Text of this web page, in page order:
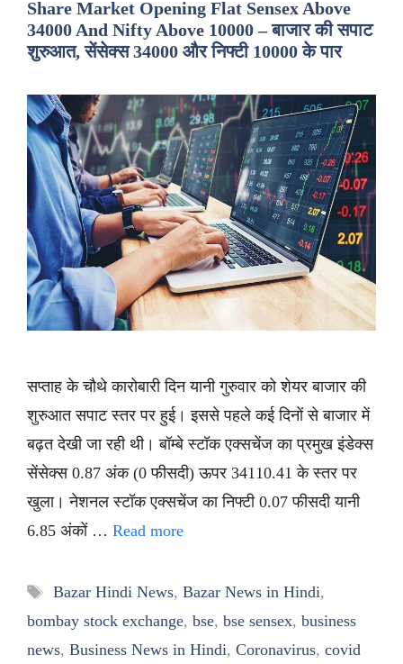
Share Market Opening Flat Sensex Above
34000 And Nifty Above 10000 – बाजार की सपाट
शुरुआत, सेंसेक्स 34000 और निफ्टी 10000 के पार
सप्ताह के चौथे कारोबारी दिन यानी गुरुवार को शेयर बाजार की
शुरुआत सपाट स्तर पर हुई। इससे पहले कई दिनों से बाजार में
बढ़त देखी जा रही थी। बॉम्बे स्टॉक एक्सचेंज का प्रमुख इंडेक्स
सेंसेक्स 0.87 अंक (0 फीसदी) ऊपर 34110.41 के स्तर पर
खुला। नेशनल स्टॉक एक्सचेंज का निफ्टी 0.07 फीसदी यानी
6.85 अंकों … Read more
Tags
Bazar Hindi News, Bazar News in Hindi,
bombay stock exchange, bse, bse sensex, business
news, Business News in Hindi, Coronavirus, covid